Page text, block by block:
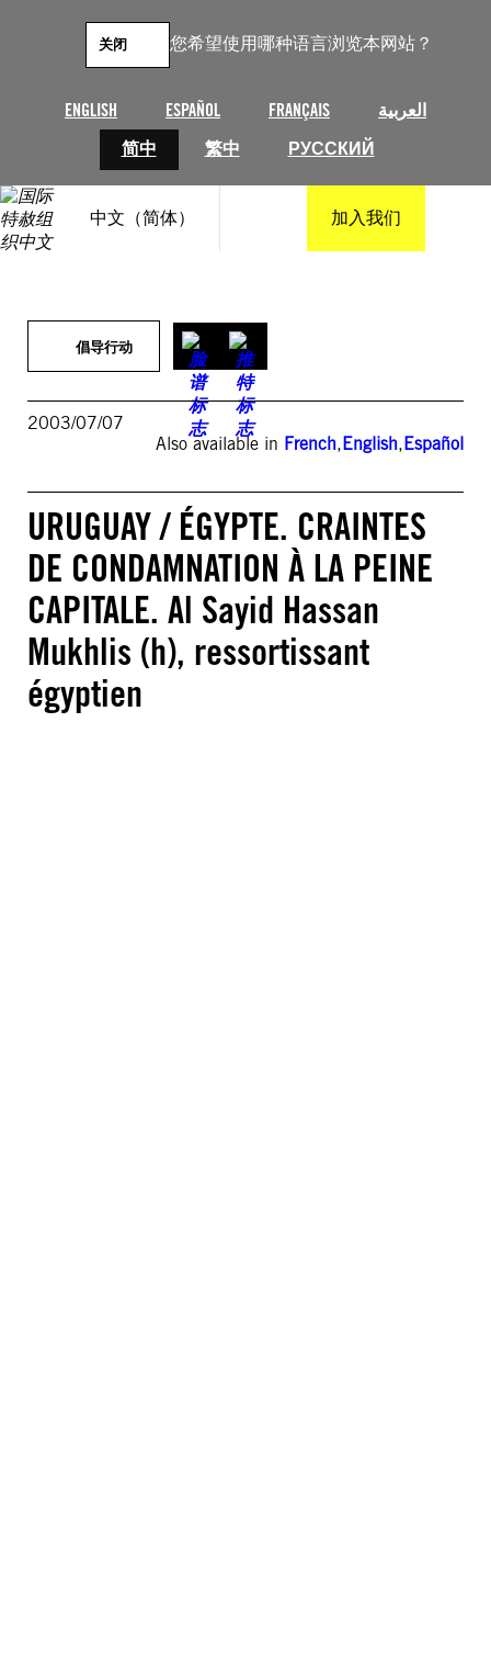
您希望使用哪种语言浏览本网站？
ENGLISH ESPAÑOL FRANÇAIS
العربية
简中
繁中 РУССКИЙ
关闭
中文（简体） 加入我们
倡导行动
2003/07/07
Also available in French,English,Español
URUGUAY / ÉGYPTE. CRAINTES
DE CONDAMNATION À LA PEINE
CAPITALE. Al Sayid Hassan
Mukhlis (h), ressortissant
égyptien